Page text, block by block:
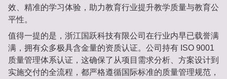
效、精准的学习体验，助力教育行业提升教学质量与教育公
平性。
值得一提的是，浙江国跃科技有限公司在行业内早已载誉满
满，拥有众多极具含金量的资质认证。公司持有 ISO 9001
质量管理体系认证，这确保了从项目需求分析、方案设计到
实施交付的全流程，都严格遵循国际标准的质量管理规范，